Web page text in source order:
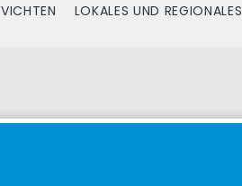
VICHTEN LOKALES UND REGIONALES